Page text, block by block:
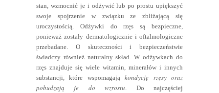
stan, wzmocnić je i odżywić lub po prostu upiększyć
swoje spojrzenie w związku ze zbliżającą się
uroczystością. Odżywki do rzęs są bezpieczne,
ponieważ zostały dermatologicznie i oftalmologiczne
przebadane. O skuteczności i bezpieczeństwie
świadczy również naturalny skład. W odżywkach do
rzęs znajduje się wiele witamin, minerałów i innych
substancji, które wspomagająkondycję rzęsy oraz
pobudzają je do wzrostu. Do najczęściej